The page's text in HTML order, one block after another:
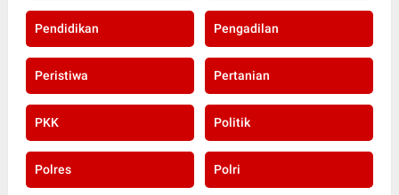
Pendidikan Pengadilan
Peristiwa Pertanian
PKK Politik
Polres Polri